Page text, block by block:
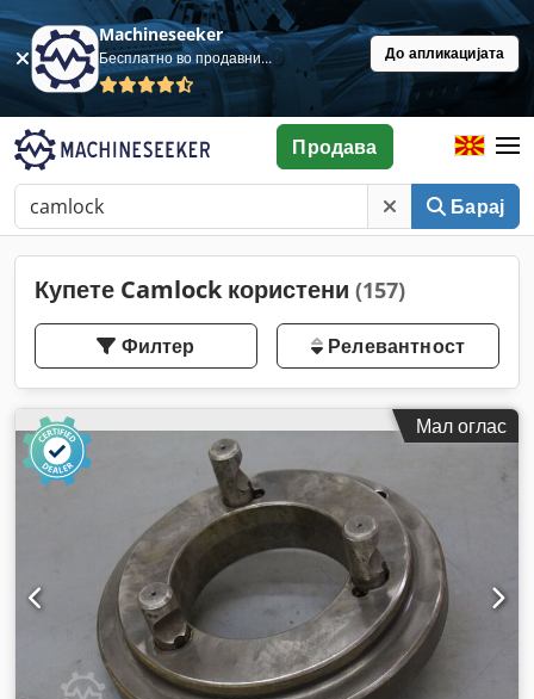
Machineseeker
Бесплатно во продавница До апликацијата
Барај
Продава
Купете Camlock користени (157)
Филтер Релевантност
Мал оглас